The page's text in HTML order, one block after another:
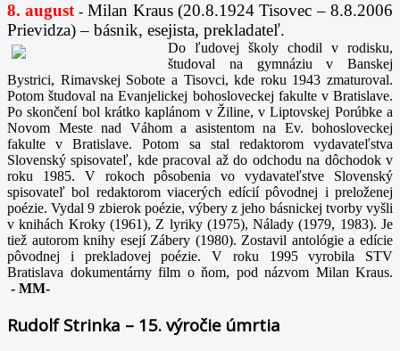
8. august -Milan Kraus (20.8.1924 Tisovec – 8.8.2006
Prievidza) – básnik, esejista, prekladateľ.
Do ľudovej školy chodil v rodisku,
študoval na gymnáziu v Banskej
Bystrici, Rimavskej Sobote a Tisovci, kde roku 1943 zmaturoval.
Potom študoval na Evanjelickej bohosloveckej fakulte v Bratislave.
Po skončení bol krátko kaplánom v Žiline, v Liptovskej Porúbke a
Novom Meste nad Váhom a asistentom na Ev. bohosloveckej
fakulte v Bratislave. Potom sa stal redaktorom vydavateľstva
Slovenský spisovateľ, kde pracoval až do odchodu na dôchodok v
roku 1985. V rokoch pôsobenia vo vydavateľstve Slovenský
spisovateľ bol redaktorom viacerých edícií pôvodnej i preloženej
poézie. Vydal 9 zbierok poézie, výbery z jeho básnickej tvorby vyšli
v knihách Kroky (1961), Z lyriky (1975), Nálady (1979, 1983). Je
tiež autorom knihy esejí Zábery (1980). Zostavil antológie a edície
pôvodnej i prekladovej poézie. V roku 1995 vyrobila STV
Bratislava dokumentárny film o ňom, pod názvom Milan Kraus.
- MM-
Rudolf Strinka – 15. výročie úmrtia